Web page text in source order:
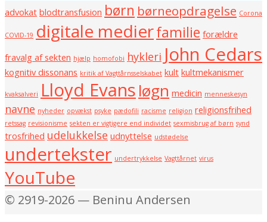
advokat blodtransfusion børn børneopdragelse Corona
COVID-19 digitale medierfamilie forældre
fravalg af sekten hjælp homofobi hykleri John Cedars
kognitiv dissonans kritik af Vagttårnsselskabet kult kultmekanismer
kvaksalveri Lloyd Evansløgn medicin menneskesyn
navne nyheder opvækst psyke pædofili racisme religion religionsfrihed
retssag revisionisme sekten er vigtigere end individet sexmisbrug af børn synd
trosfrihed udelukkelse udnyttelse udstødelse
undertekster undertrykkelse Vagttårnet virus
YouTube
© 2919-2026 — Beninu Andersen